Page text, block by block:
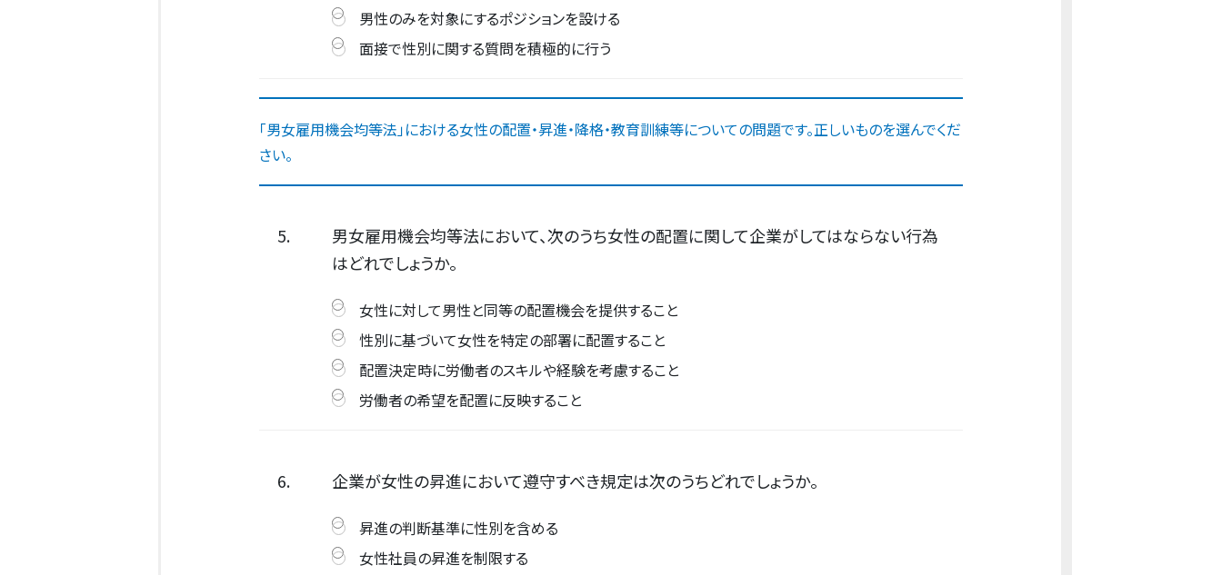
男性のみを対象にするポジションを設ける
面接で性別に関する質問を積極的に行う
「男女雇用機会均等法」における女性の配置・昇進・降格・教育訓練等についての問題です。正しいものを選んでくだ
さい。
5.
男女雇用機会均等法において、次のうち女性の配置に関して企業がしてはならない行為
はどれでしょうか。
女性に対して男性と同等の配置機会を提供すること
性別に基づいて女性を特定の部署に配置すること
配置決定時に労働者のスキルや経験を考慮すること
労働者の希望を配置に反映すること
6. 企業が女性の昇進において遵守すべき規定は次のうちどれでしょうか。
昇進の判断基準に性別を含める
女性社員の昇進を制限する